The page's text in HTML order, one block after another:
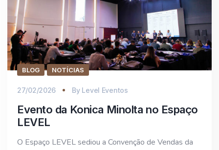
BLOG NOTÍCIAS
27/02/2026 By Level Eventos
Evento da Konica Minolta no Espaço
LEVEL
O Espaço LEVEL sediou a Convenção de Vendas da